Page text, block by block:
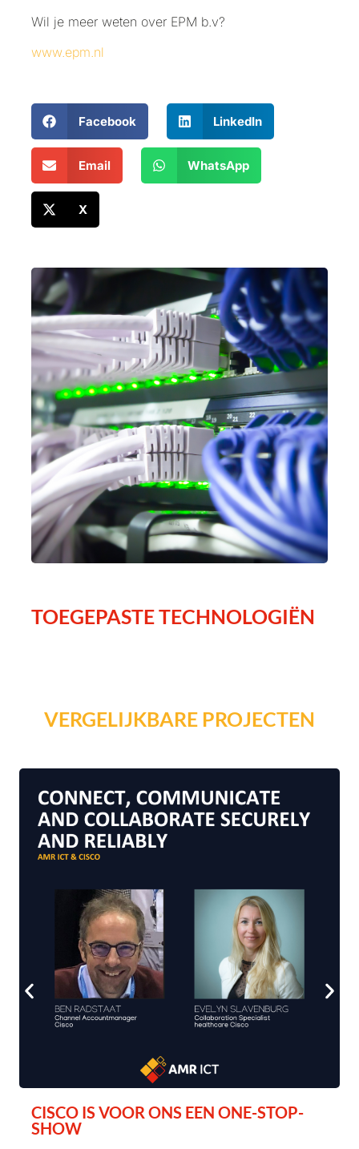
Wil je meer weten over EPM b.v?
www.epm.nl
Facebook LinkedIn
Email WhatsApp
X
TOEGEPASTE TECHNOLOGIËN
VERGELIJKBARE PROJECTEN
CISCO IS VOOR ONS EEN ONE-STOP-
SHOW